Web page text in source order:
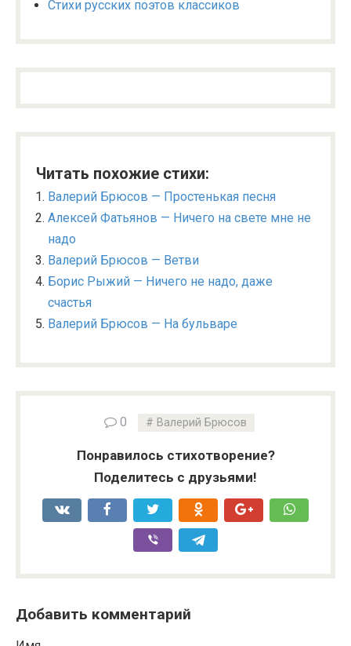
Стихи русских поэтов классиков
Читать похожие стихи:
Валерий Брюсов — Простенькая песня
Алексей Фатьянов — Ничего на свете мне не
надо
Валерий Брюсов — Ветви
Борис Рыжий — Ничего не надо, даже
счастья
Валерий Брюсов — На бульваре
0 Валерий Брюсов
Понравилось стихотворение?
Поделитесь с друзьями!
Добавить комментарий